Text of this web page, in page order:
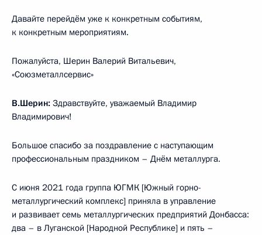
Давайте перейдём уже к конкретным событиям,
к конкретным мероприятиям.
Пожалуйста, Шерин Валерий Витальевич,
«Союзметаллсервис»
В.Шерин: Здравствуйте, уважаемый Владимир
Владимирович!
Большое спасибо за поздравление с наступающим
профессиональным праздником – Днём металлурга.
С июня 2021 года группа ЮГМК [Южный горно-
металлургический комплекс] приняла в управление
и развивает семь металлургических предприятий Донбасса:
два – в Луганской [Народной Республике] и пять –